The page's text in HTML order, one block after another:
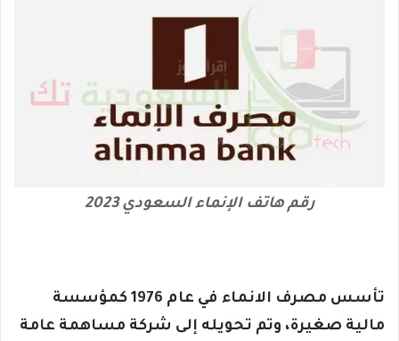
رقم هاتف الإنماء السعودي 2023
تأسس مصرف الانماء في عام 1976 كمؤسسة
مالية صغيرة، وتم تحويله إلى شركة مساهمة عامة